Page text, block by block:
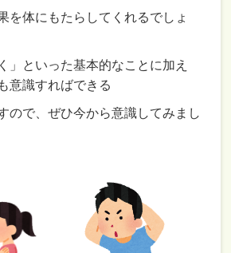
を体にもたらしてくれるでしょ
」といった基本的なことに加え
意識すればできる
ので、ぜひ今から意識してみまし